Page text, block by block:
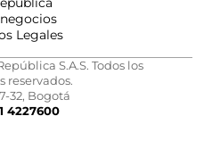
Legales
S.A.S. Todos los
reservados.
32, Bogotá
4227600